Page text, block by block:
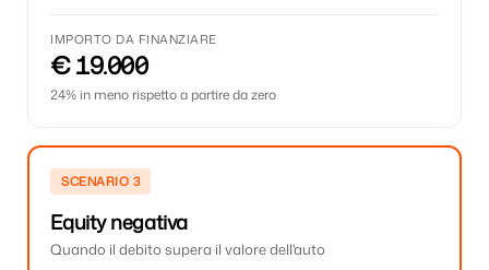
IMPORTO DA FINANZIARE
€ 19.000
24% in meno rispetto a partire da zero
SCENARIO 3
Equity negativa
Quando il debito supera il valore dell'auto